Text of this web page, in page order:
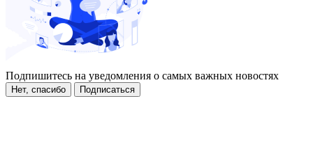
Подпишитесь на уведомления о самых важных новостях
Нет, спасибо Подписаться